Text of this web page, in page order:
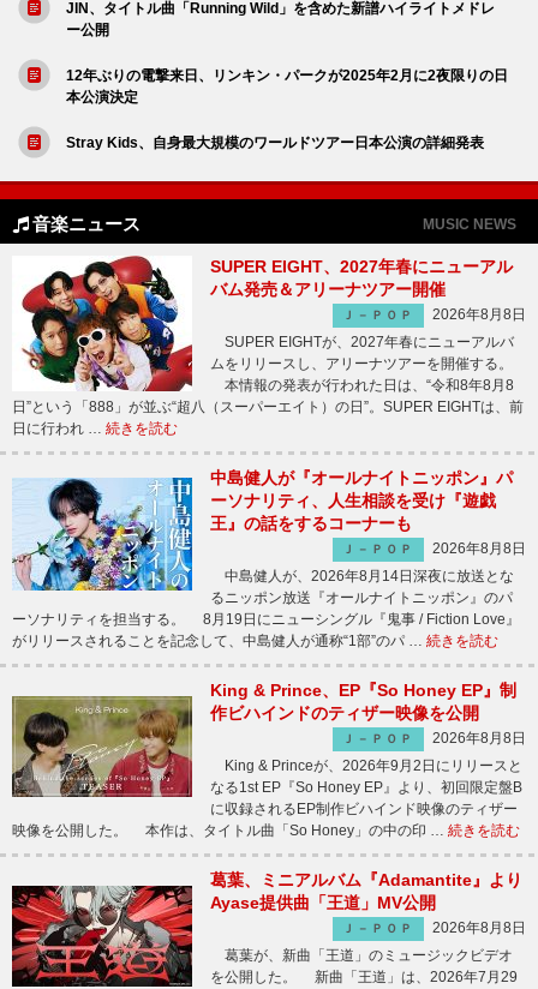
JIN、タイトル曲「Running Wild」を含めた新譜ハイライトメドレ
ー公開
12年ぶりの電撃来日、リンキン・パークが2025年2月に2夜限りの日
本公演決定
Stray Kids、自身最大規模のワールドツアー日本公演の詳細発表
音楽ニュース MUSIC NEWS
SUPER EIGHT、2027年春にニューアル
バム発売＆アリーナツアー開催
Ｊ－ＰＯＰ
2026年8月8日
SUPER EIGHTが、2027年春にニューアルバ
ムをリリースし、アリーナツアーを開催する。
本情報の発表が行われた日は、“令和8年8月8
日”という「888」が並ぶ“超八（スーパーエイト）の日”。SUPER EIGHTは、前
日に行われ … 続きを読む
中島健人が『オールナイトニッポン』パ
ーソナリティ、人生相談を受け『遊戯
王』の話をするコーナーも
Ｊ－ＰＯＰ
2026年8月8日
中島健人が、2026年8月14日深夜に放送とな
るニッポン放送『オールナイトニッポン』のパ
ーソナリティを担当する。 8月19日にニューシングル『鬼事 / Fiction Love』
がリリースされることを記念して、中島健人が通称“1部”のパ … 続きを読む
King & Prince、EP『So Honey EP』制
作ビハインドのティザー映像を公開
Ｊ－ＰＯＰ
2026年8月8日
King & Princeが、2026年9月2日にリリースと
なる1st EP『So Honey EP』より、初回限定盤B
に収録されるEP制作ビハインド映像のティザー
映像を公開した。 本作は、タイトル曲「So Honey」の中の印 … 続きを読む
葛葉、ミニアルバム『Adamantite』より
Ayase提供曲「王道」MV公開
Ｊ－ＰＯＰ
2026年8月8日
葛葉が、新曲「王道」のミュージックビデオ
を公開した。 新曲「王道」は、2026年7月29